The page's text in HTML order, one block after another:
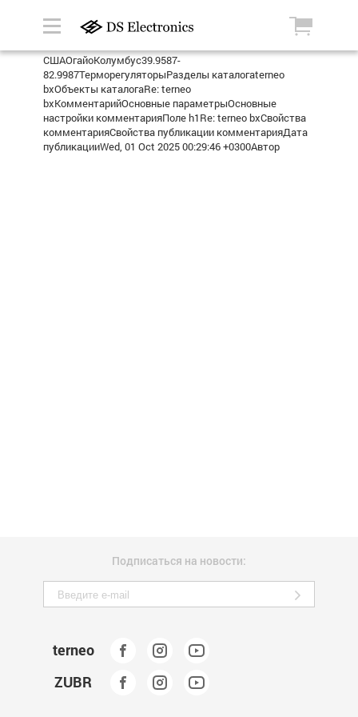
СШАОгайоКолумбус39.9587-
82.9987ТерморегуляторыРазделы каталогаterneo
bxОбъекты каталогаRe: terneo
bxКомментарийОсновные параметрыОсновные
настройки комментарияПоле h1Re: terneo bxСвойства
комментарияСвойства публикации комментарияДата
публикацииWed, 01 Oct 2025 00:29:46 +0300Автор
Подписаться на новости:
terneo
ZUBR